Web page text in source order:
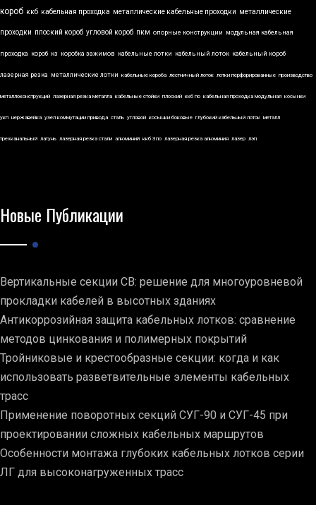
короб ккб кабельная проходка металлические кабельные проходки металлические
проходки плоский короб угловой короб пкм опорные конструкции модульная кабельная
проходка короб кз коробка зажимов кабельные лотки кабельный лоток кабельный короб
лазерная резка металлические лотки кабельные короба лестничный лоток лотки перфорированные производство
металлоконструкций лазерная резка металла кабельные стойки плоский ккб по кабельная проходка модульная косынки
укп нержавейка узел коммутации привода сталь угловой косынки боковые глубокий кабельный лоток металл
трехканальный латунь лазерная резка стали алюминий ккб 3по лазерная резка алюминия лазер лэп
Новые Публикации
Вертикальные секции СВ: решение для многоуровневой
прокладки кабелей в высотных зданиях
Антикоррозийная защита кабельных лотков: сравнение
методов цинкования и полимерных покрытий
Тройниковые и крестообразные секции: когда и как
использовать разветвительные элементы кабельных
трасс
Применение поворотных секций СУГ-90 и СУГ-45 при
проектировании сложных кабельных маршрутов
Особенности монтажа глубоких кабельных лотков серии
ЛГ для высоконагруженных трасс